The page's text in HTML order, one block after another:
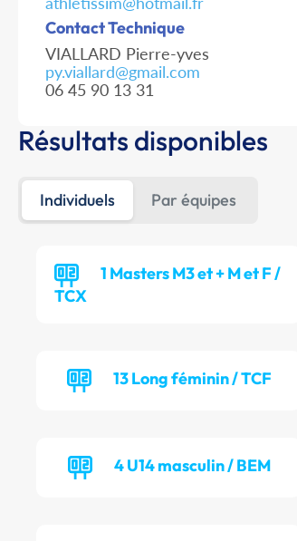
Contact Technique
VIALLARD Pierre-yves
py.viallard@gmail.com
06 45 90 13 31
Résultats disponibles
Individuels Par équipes
1 Masters M3 et + M et F /
TCX
13 Long féminin / TCF
4 U14 masculin / BEM